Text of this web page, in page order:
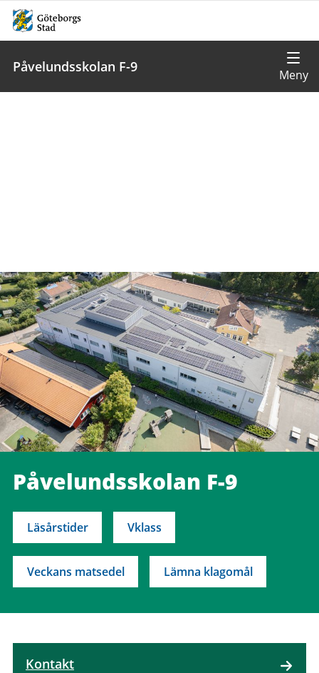
Påvelundsskolan F-9
Påvelundsskolan F-9
Läsårstider Vklass
Veckans matsedel Lämna klagomål
Kontakt